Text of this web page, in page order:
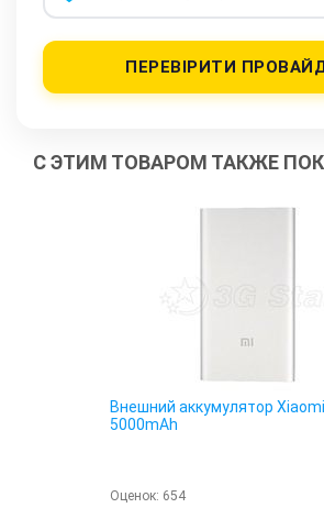
ПЕРЕВІРИТИ
С ЭТИМ ТОВАРОМ ТАКЖЕ
Внешний аккумулятор Xiaomi
5000mAh
Оценок: 654